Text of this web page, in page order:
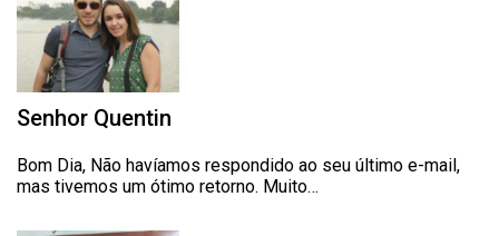
Senhor Quentin
Bom Dia, Não havíamos respondido ao seu último e-mail,
mas tivemos um ótimo retorno. Muito…